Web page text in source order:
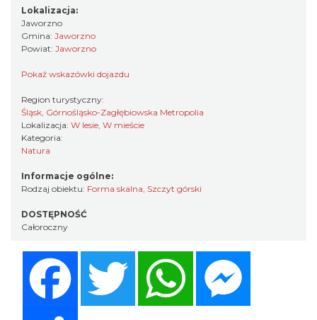
Lokalizacja:
Jaworzno
Gmina: Jaworzno
Powiat: Jaworzno
Pokaż wskazówki dojazdu
Region turystyczny:
Śląsk, Górnośląsko-Zagłębiowska Metropolia
Lokalizacja: W lesie, W mieście
Kategoria:
Natura
Informacje ogólne:
Rodzaj obiektu: Forma skalna Szczyt górski
DOSTĘPNOŚĆ
Całoroczny
Twitter